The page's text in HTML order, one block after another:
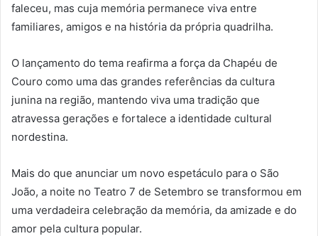
faleceu, mas cuja memória permanece viva entre
familiares, amigos e na história da própria quadrilha.
O lançamento do tema reafirma a força da Chapéu de
Couro como uma das grandes referências da cultura
junina na região, mantendo viva uma tradição que
atravessa gerações e fortalece a identidade cultural
nordestina.
Mais do que anunciar um novo espetáculo para o São
João, a noite no Teatro 7 de Setembro se transformou em
uma verdadeira celebração da memória, da amizade e do
amor pela cultura popular.